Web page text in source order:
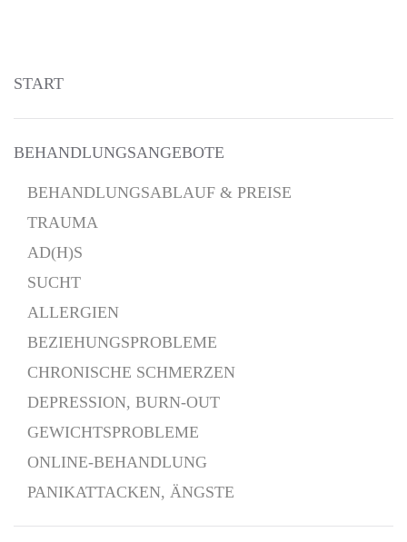
START
BEHANDLUNGSANGEBOTE
BEHANDLUNGSABLAUF & PREISE
TRAUMA
AD(H)S
SUCHT
ALLERGIEN
BEZIEHUNGSPROBLEME
CHRONISCHE SCHMERZEN
DEPRESSION, BURN-OUT
GEWICHTSPROBLEME
ONLINE-BEHANDLUNG
PANIKATTACKEN, ÄNGSTE